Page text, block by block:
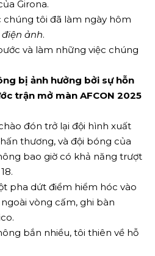
Girona.
chúng tôi đã làm ngày hôm
điện ảnh.
và làm những việc chúng
bị ảnh hưởng bởi sự hỗn
trận mở màn AFCON 2025
đón trở lại đội hình xuất
thương, và đội bóng của
bao giờ có khả năng trượt
pha dứt điểm hiểm hóc vào
vòng cấm, ghi bàn
bắn nhiều, tôi thiên về hỗ